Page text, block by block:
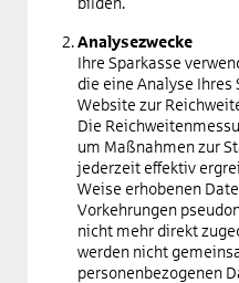
bilden.
Analysezwecke
Ihre Sparkasse
die eine Analyse
Website zur
Die
um Maßnahmen zur
jederzeit effektiv
Weise erhobenen
Vorkehrungen
nicht mehr direkt
werden nicht
personenbezogenen